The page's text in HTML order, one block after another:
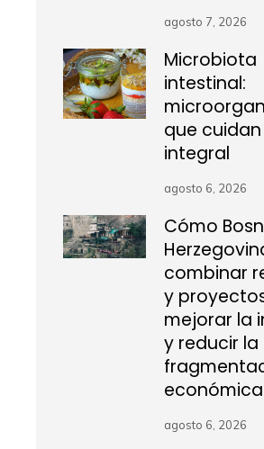
agosto 7, 2026
Microbiota
intestinal:
que
integral
agosto 6, 2026
Cómo
combinar
y
mejorar la
y reducir la
económica
agosto 6, 2026